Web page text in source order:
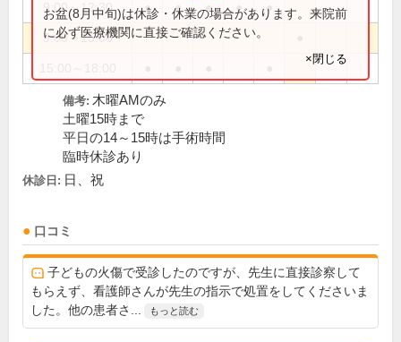
9:00～12:30 ● ● ● ● ●
9:00～15:00
お盆(8月中旬)は休診・休業の場合があります。来院前
に必ず医療機関に直接ご確認ください。
×閉じる
備考: 木曜AMのみ
土曜15時まで
平日の14～15時は手術時間
臨時休診あり
休診日: 日、祝
口コミ
子どもの火傷で受診したのですが、先生に直接診察して
もらえず、看護師さんが先生の指示で処置をしてくださいま
した。他の患者さ...
もっと読む